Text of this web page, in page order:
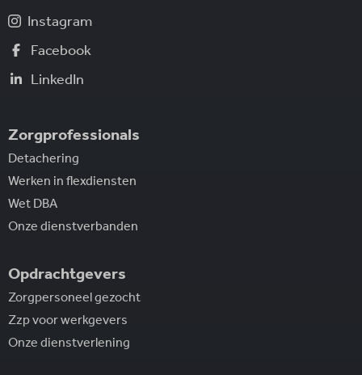
Instagram
Facebook
LinkedIn
Zorgprofessionals
Detachering
Werken in flexdiensten
Wet DBA
Onze dienstverbanden
Opdrachtgevers
Zorgpersoneel gezocht
Zzp voor werkgevers
Onze dienstverlening